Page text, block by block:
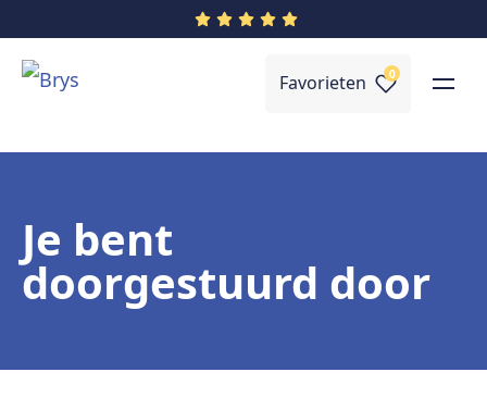
Favorieten 0
Je bent
doorgestuurd door